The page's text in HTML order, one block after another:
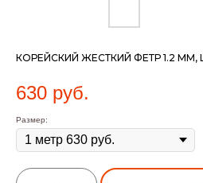
КОРЕЙСКИЙ ЖЕСТКИЙ ФЕТР 1.2 ММ,
630 руб.
Размер: